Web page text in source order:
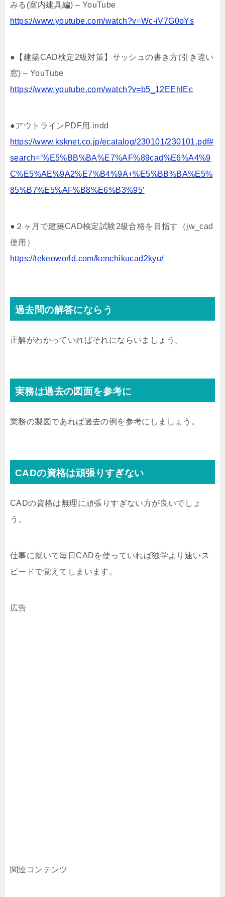
みる(室内建具編) – YouTube
https://www.youtube.com/watch?v=Wc-iV7G0oYs
●【建築CAD検定2級対策】サッシュの書き方(引き違い
窓) – YouTube
https://www.youtube.com/watch?v=b5_12EEhlEc
●アウトラインPDF用.indd
https://www.ksknet.co.jp/ecatalog/230101/230101.pdf#
search=’%E5%BB%BA%E7%AF%89cad%E6%A4%9
C%E5%AE%9A2%E7%B4%9A+%E5%BB%BA%E5%
85%B7%E5%AF%B8%E6%B3%95′
●２ヶ月で建築CAD検定試験2級合格を目指す（jw_cad
使用）
https://tekeoworld.com/kenchikucad2kyu/
過去問の解答にならう
正解がわかっていればそれにならいましょう。
実務は過去の図面を参考に
業務の製図であれば過去の例を参考にしましょう。
CADの資格は頑張りすぎない
CADの資格は無理に頑張りすぎない方が良いでしょ
う。
仕事に就いて毎日CADを使っていれば独学より速いス
ピードで覚えてしまいます。
広告
関連コンテンツ